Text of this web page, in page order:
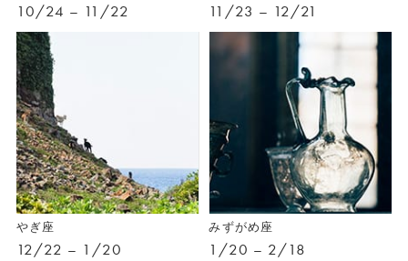
10/24 – 11/22 11/23 – 12/21
やぎ座
12/22 – 1/20
みずがめ座
1/20 – 2/18